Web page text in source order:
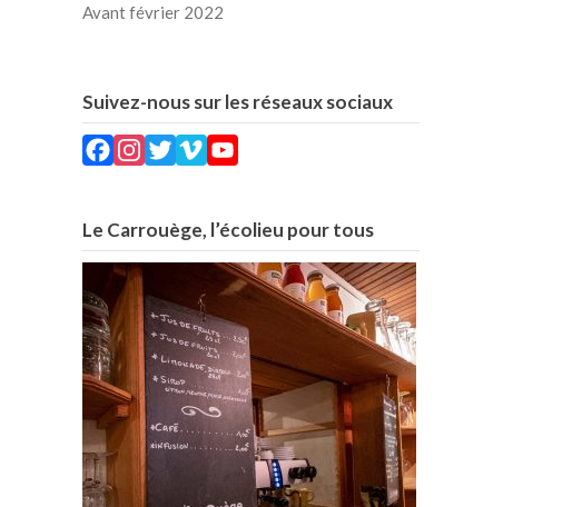
Avant février 2022
Suivez-nous sur les réseaux sociaux
Facebook
Instagram
Twitter
Vimeo
Le Carrouège, l’écolieu pour tous